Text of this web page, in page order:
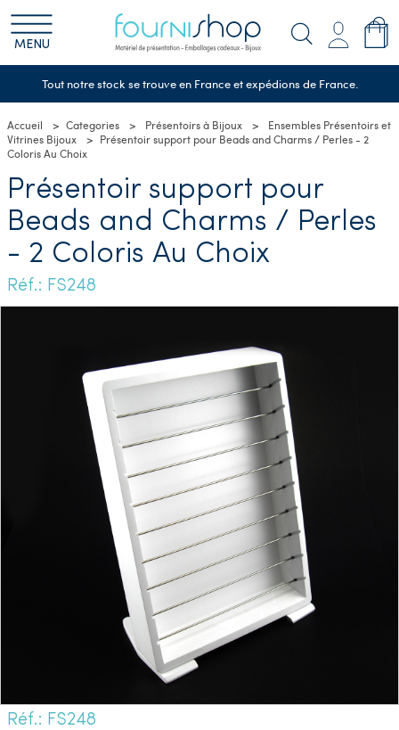
MENU
Tout notre stock se trouve en France et expédions de France.
Accueil Categories Présentoirs à Bijoux
Ensembles Présentoirs et
Vitrines Bijoux
Présentoir support pour Beads and Charms / Perles - 2
Coloris Au Choix
Présentoir support pour
Beads and Charms / Perles
- 2 Coloris Au Choix
Réf.: FS248
Réf.: FS248